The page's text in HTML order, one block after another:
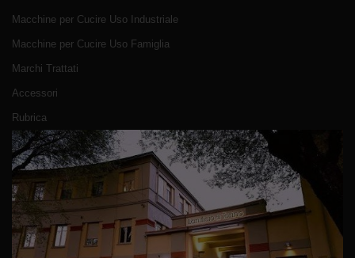
Macchine per Cucire Uso Industriale
Macchine per Cucire Uso Famiglia
Marchi Trattati
Accessori
Rubrica